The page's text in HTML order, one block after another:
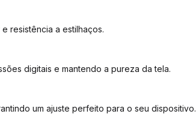
resistência a estilhaços.
digitais e mantendo a pureza da tela.
um ajuste perfeito para o seu dispositivo.